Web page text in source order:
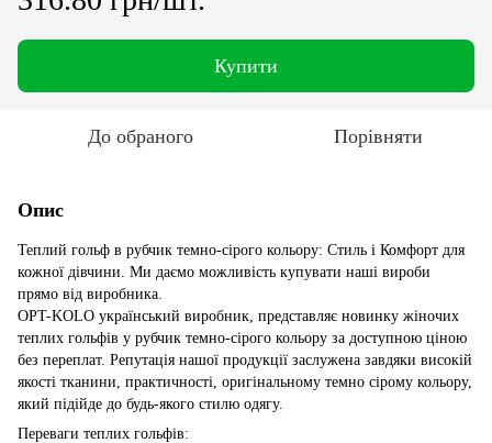
Купити
До обраного Порівняти
Опис
Теплий гольф в рубчик темно-сірого кольору: Стиль і Комфорт для
кожної дівчини. Ми даємо можливість купувати наші вироби
прямо від виробника.
OPT-KOLO український виробник, представляє новинку жіночих
теплих гольфів у рубчик темно-сірого кольору за доступною ціною
без переплат. Репутація нашої продукції заслужена завдяки високій
якості тканини, практичності, оригінальному темно сірому кольору,
який підійде до будь-якого стилю одягу.
Переваги теплих гольфів: